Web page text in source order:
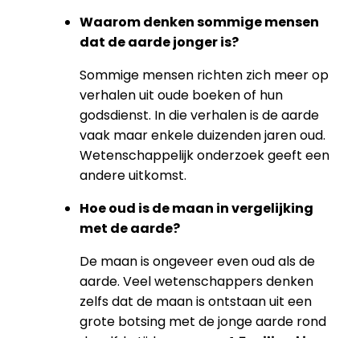
Waarom denken sommige mensen
dat de aarde jonger is?
Sommige mensen richten zich meer op
verhalen uit oude boeken of hun
godsdienst. In die verhalen is de aarde
vaak maar enkele duizenden jaren oud.
Wetenschappelijk onderzoek geeft een
andere uitkomst.
Hoe oud is de maan in vergelijking
met de aarde?
De maan is ongeveer even oud als de
aarde. Veel wetenschappers denken
zelfs dat de maan is ontstaan uit een
grote botsing met de jonge aarde rond